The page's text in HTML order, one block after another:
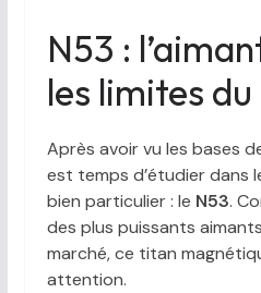
N53 :
les limites
Après avoir vu les bases
est temps d’étudier dans
bien particulier : le N53.
des plus puissants
marché, ce titan
attention.